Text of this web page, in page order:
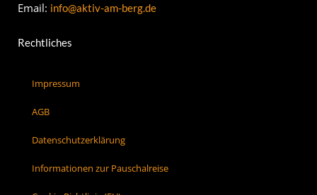
Email: info@aktiv-am-berg.de
Rechtliches
Impressum
AGB
Datenschutzerklärung
Informationen zur Pauschalreise